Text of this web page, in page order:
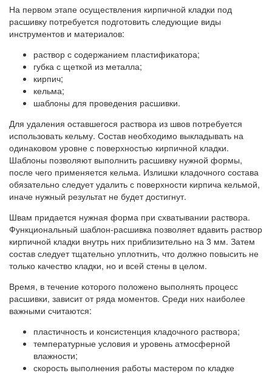
На первом этапе осуществления кирпичной кладки под
расшивку потребуется подготовить следующие виды
инструментов и материалов:
раствор с содержанием пластификатора;
губка с щеткой из металла;
кирпич;
кельма;
шаблоны для проведения расшивки.
Для удаления оставшегося раствора из швов потребуется
использовать кельму. Состав необходимо выкладывать на
одинаковом уровне с поверхностью кирпичной кладки.
Шаблоны позволяют выполнить расшивку нужной формы,
после чего применяется кельма. Излишки кладочного состава
обязательно следует удалить с поверхности кирпича кельмой,
иначе нужный результат не будет достигнут.
Швам придается нужная форма при схватывании раствора.
Функциональный шаблон-расшивка позволяет вдавить раствор
кирпичной кладки внутрь них приблизительно на 3 мм. Затем
состав следует тщательно уплотнить, что должно повысить не
только качество кладки, но и всей стены в целом.
Время, в течение которого положено выполнять процесс
расшивки, зависит от ряда моментов. Среди них наиболее
важными считаются:
пластичность и консистенция кладочного раствора;
температурные условия и уровень атмосферной
влажности;
скорость выполнения работы мастером по кладке